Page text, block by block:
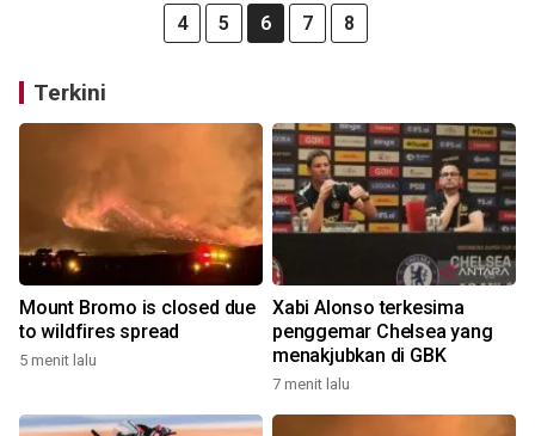
4 5 6 7 8
Terkini
Mount Bromo is closed due
to wildfires spread
5 menit lalu
Xabi Alonso terkesima
penggemar Chelsea yang
menakjubkan di GBK
7 menit lalu